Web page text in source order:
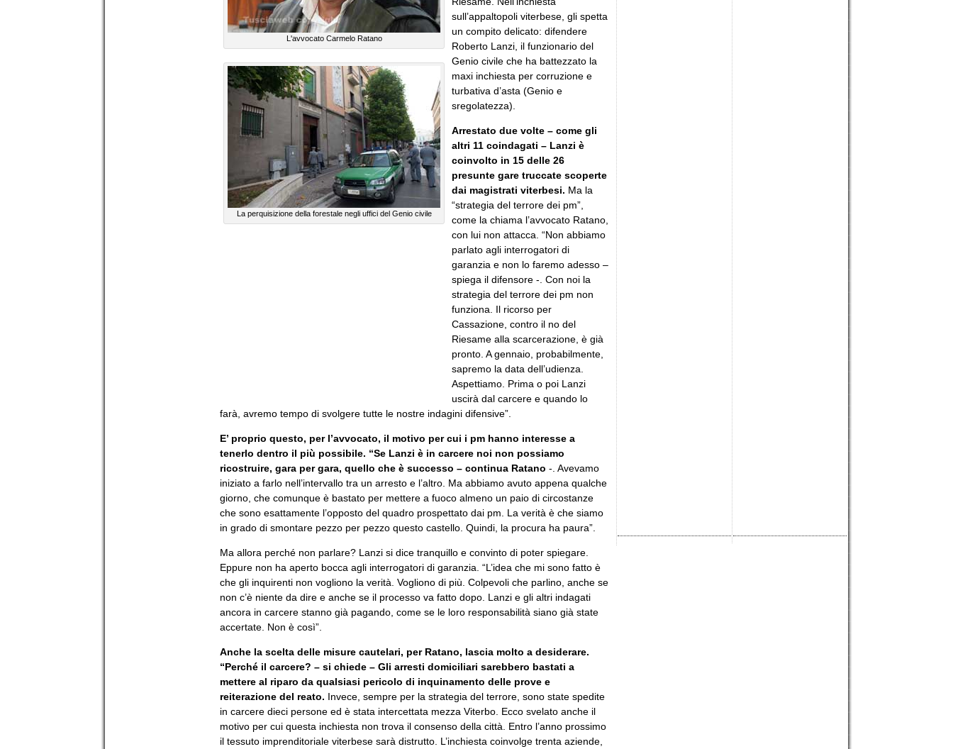
L'avvocato Carmelo Ratano
La perquisizione della forestale negli uffici del Genio civile
sull’appaltopoli viterbese, gli spetta
un compito delicato: difendere
Roberto Lanzi, il funzionario del
Genio civile che ha battezzato la
maxi inchiesta per corruzione e
turbativa d’asta (Genio e
sregolatezza).
Arrestato due volte – come gli
altri 11 coindagati – Lanzi è
coinvolto in 15 delle 26
presunte gare truccate scoperte
dai magistrati viterbesi. Ma la
“strategia del terrore dei pm”,
come la chiama l’avvocato Ratano,
con lui non attacca. “Non abbiamo
parlato agli interrogatori di
garanzia e non lo faremo adesso –
spiega il difensore -. Con noi la
strategia del terrore dei pm non
funziona. Il ricorso per
Cassazione, contro il no del
Riesame alla scarcerazione, è già
pronto. A gennaio, probabilmente,
sapremo la data dell’udienza.
Aspettiamo. Prima o poi Lanzi
uscirà dal carcere e quando lo
farà, avremo tempo di svolgere tutte le nostre indagini difensive”.
E’ proprio questo, per l’avvocato, il motivo per cui i pm hanno interesse a
tenerlo dentro il più possibile. “Se Lanzi è in carcere noi non possiamo
ricostruire, gara per gara, quello che è successo – continua Ratano -. Avevamo
iniziato a farlo nell’intervallo tra un arresto e l’altro. Ma abbiamo avuto appena qualche
giorno, che comunque è bastato per mettere a fuoco almeno un paio di circostanze
che sono esattamente l’opposto del quadro prospettato dai pm. La verità è che siamo
in grado di smontare pezzo per pezzo questo castello. Quindi, la procura ha paura”.
Ma allora perché non parlare? Lanzi si dice tranquillo e convinto di poter spiegare.
Eppure non ha aperto bocca agli interrogatori di garanzia. “L’idea che mi sono fatto è
che gli inquirenti non vogliono la verità. Vogliono di più. Colpevoli che parlino, anche se
non c’è niente da dire e anche se il processo va fatto dopo. Lanzi e gli altri indagati
ancora in carcere stanno già pagando, come se le loro responsabilità siano già state
accertate. Non è così”.
Anche la scelta delle misure cautelari, per Ratano, lascia molto a desiderare.
“Perché il carcere? – si chiede – Gli arresti domiciliari sarebbero bastati a
mettere al riparo da qualsiasi pericolo di inquinamento delle prove e
reiterazione del reato. Invece, sempre per la strategia del terrore, sono state spedite
in carcere dieci persone ed è stata intercettata mezza Viterbo. Ecco svelato anche il
motivo per cui questa inchiesta non trova il consenso della città. Entro l’anno prossimo
il tessuto imprenditoriale viterbese sarà distrutto. L’inchiesta coinvolge trenta aziende,